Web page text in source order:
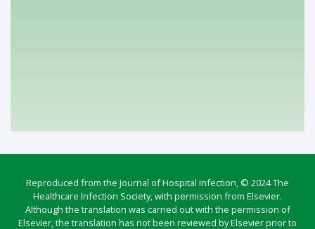
Reproduced from the Journal of Hospital Infection, © 2024 The
Healthcare Infection Society, with permission from Elsevier.
Although the translation was carried out with the permission of
Elsevier, the translation has not been reviewed by Elsevier prior to